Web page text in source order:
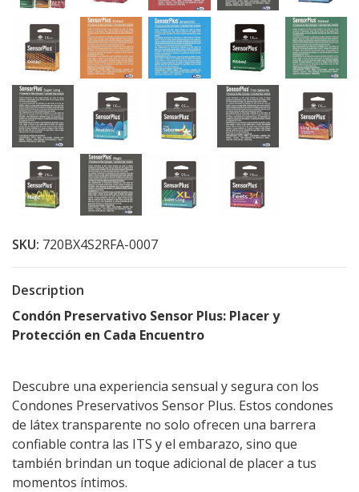
SKU: 720BX4S2RFA-0007
Description
Condón Preservativo Sensor Plus: Placer y
Protección en Cada Encuentro
Descubre una experiencia sensual y segura con los
Condones Preservativos Sensor Plus. Estos condones
de látex transparente no solo ofrecen una barrera
confiable contra las ITS y el embarazo, sino que
también brindan un toque adicional de placer a tus
momentos íntimos.